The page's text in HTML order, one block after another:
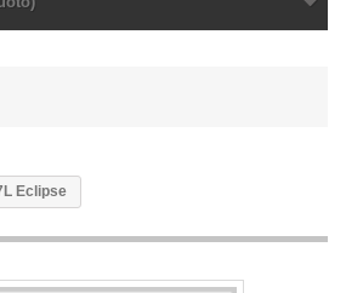
Eclipse